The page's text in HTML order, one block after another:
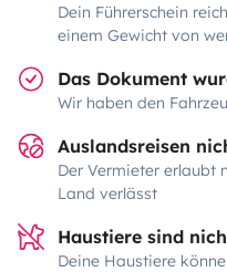
Dein Führerschein
einem Gewicht von
Das Dokument
Wir haben den
Auslandsreisen
Der Vermieter erlaubt
Land verlässt
Haustiere sind
Deine Haustiere